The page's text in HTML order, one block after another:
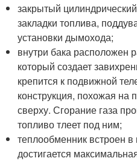
закрытый
закладки топлива,
установки дымохода;
внутри бака расположен
который создает
крепится к подвижной
конструкция, похожая на
сверху. Сгорание газа
топливо тлеет под ним;
теплообменник встроен
достигается